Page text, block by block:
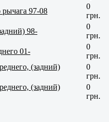
рычага 97-08
0
грн.
98-
0
грн.
01-
0
грн.
(задний)
0
грн.
(задний)
0
грн.